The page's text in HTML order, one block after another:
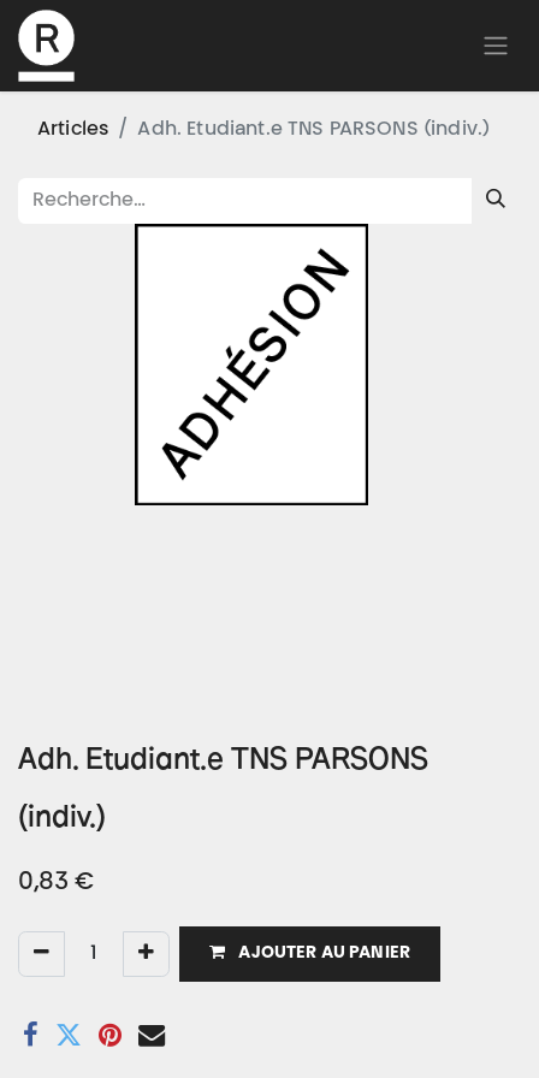
Articles Adh. Etudiant.e TNS PARSONS (indiv.)
Adh. Etudiant.e TNS PARSONS
(indiv.)
0,83 €
AJOUTER AU PANIER